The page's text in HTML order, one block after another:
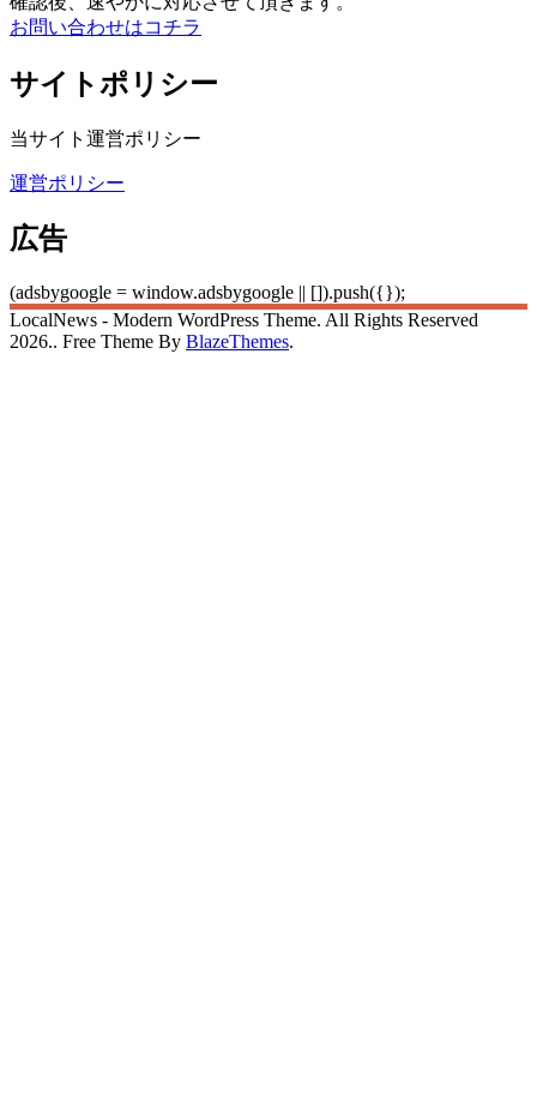
お問い合わせはコチラ
サイトポリシー
当サイト運営ポリシー
運営ポリシー
広告
(adsbygoogle = window.adsbygoogle || []).push({});
LocalNews - Modern WordPress Theme. All Rights Reserved
2026.. Free Theme By BlazeThemes.